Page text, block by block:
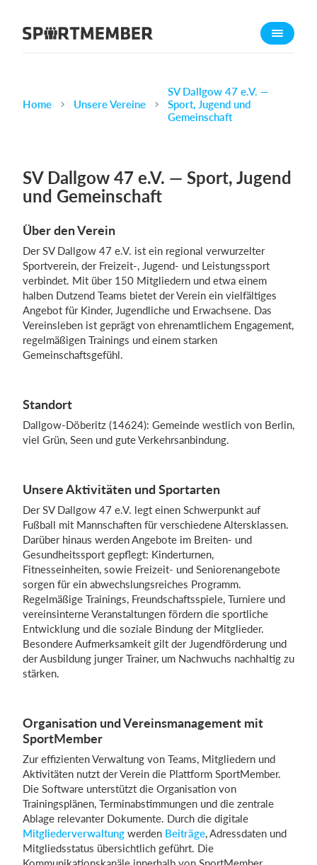
Über SportMember
Karriere
Mitgliedsbeitrag
Vereins App
Belegungsplan
Was kostet es?
Deutsch
Home Unsere Vereine
SV Dallgow 47 e.V. —
Sport, Jugend und
Gemeinschaft
SV Dallgow 47 e.V. — Sport, Jugend
und Gemeinschaft
Über den Verein
Der SV Dallgow 47 e.V. ist ein regional verwurzelter
Sportverein, der Freizeit-, Jugend- und Leistungssport
verbindet. Mit über 150 Mitgliedern und etwa einem
halben Dutzend Teams bietet der Verein ein vielfältiges
Angebot für Kinder, Jugendliche und Erwachsene. Das
Vereinsleben ist geprägt von ehrenamtlichem Engagement,
regelmäßigen Trainings und einem starken
Gemeinschaftsgefühl.
Standort
Dallgow-Döberitz (14624): Gemeinde westlich von Berlin,
viel Grün, Seen und gute Verkehrsanbindung.
Unsere Aktivitäten und Sportarten
Der SV Dallgow 47 e.V. legt einen Schwerpunkt auf
Fußball mit Mannschaften für verschiedene Altersklassen.
Darüber hinaus werden Angebote im Breiten- und
Gesundheitssport gepflegt: Kinderturnen,
Fitnesseinheiten, sowie Freizeit- und Seniorenangebote
sorgen für ein abwechslungsreiches Programm.
Regelmäßige Trainings, Freundschaftsspiele, Turniere und
vereinsinterne Veranstaltungen fördern die sportliche
Entwicklung und die soziale Bindung der Mitglieder.
Besondere Aufmerksamkeit gilt der Jugendförderung und
der Ausbildung junger Trainer, um Nachwuchs nachhaltig zu
stärken.
Organisation und Vereinsmanagement mit
SportMember
Zur effizienten Verwaltung von Teams, Mitgliedern und
Aktivitäten nutzt der Verein die Plattform SportMember.
Die Software unterstützt die Organisation von
Trainingsplänen, Terminabstimmungen und die zentrale
Ablage relevanter Dokumente. Durch die digitale
Mitgliederverwaltung werden Beiträge, Adressdaten und
Mitgliedsstatus übersichtlich geführt. Die